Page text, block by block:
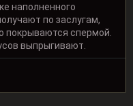
наполненного
по заслугам,
покрываются спермой.
выпрыгивают.